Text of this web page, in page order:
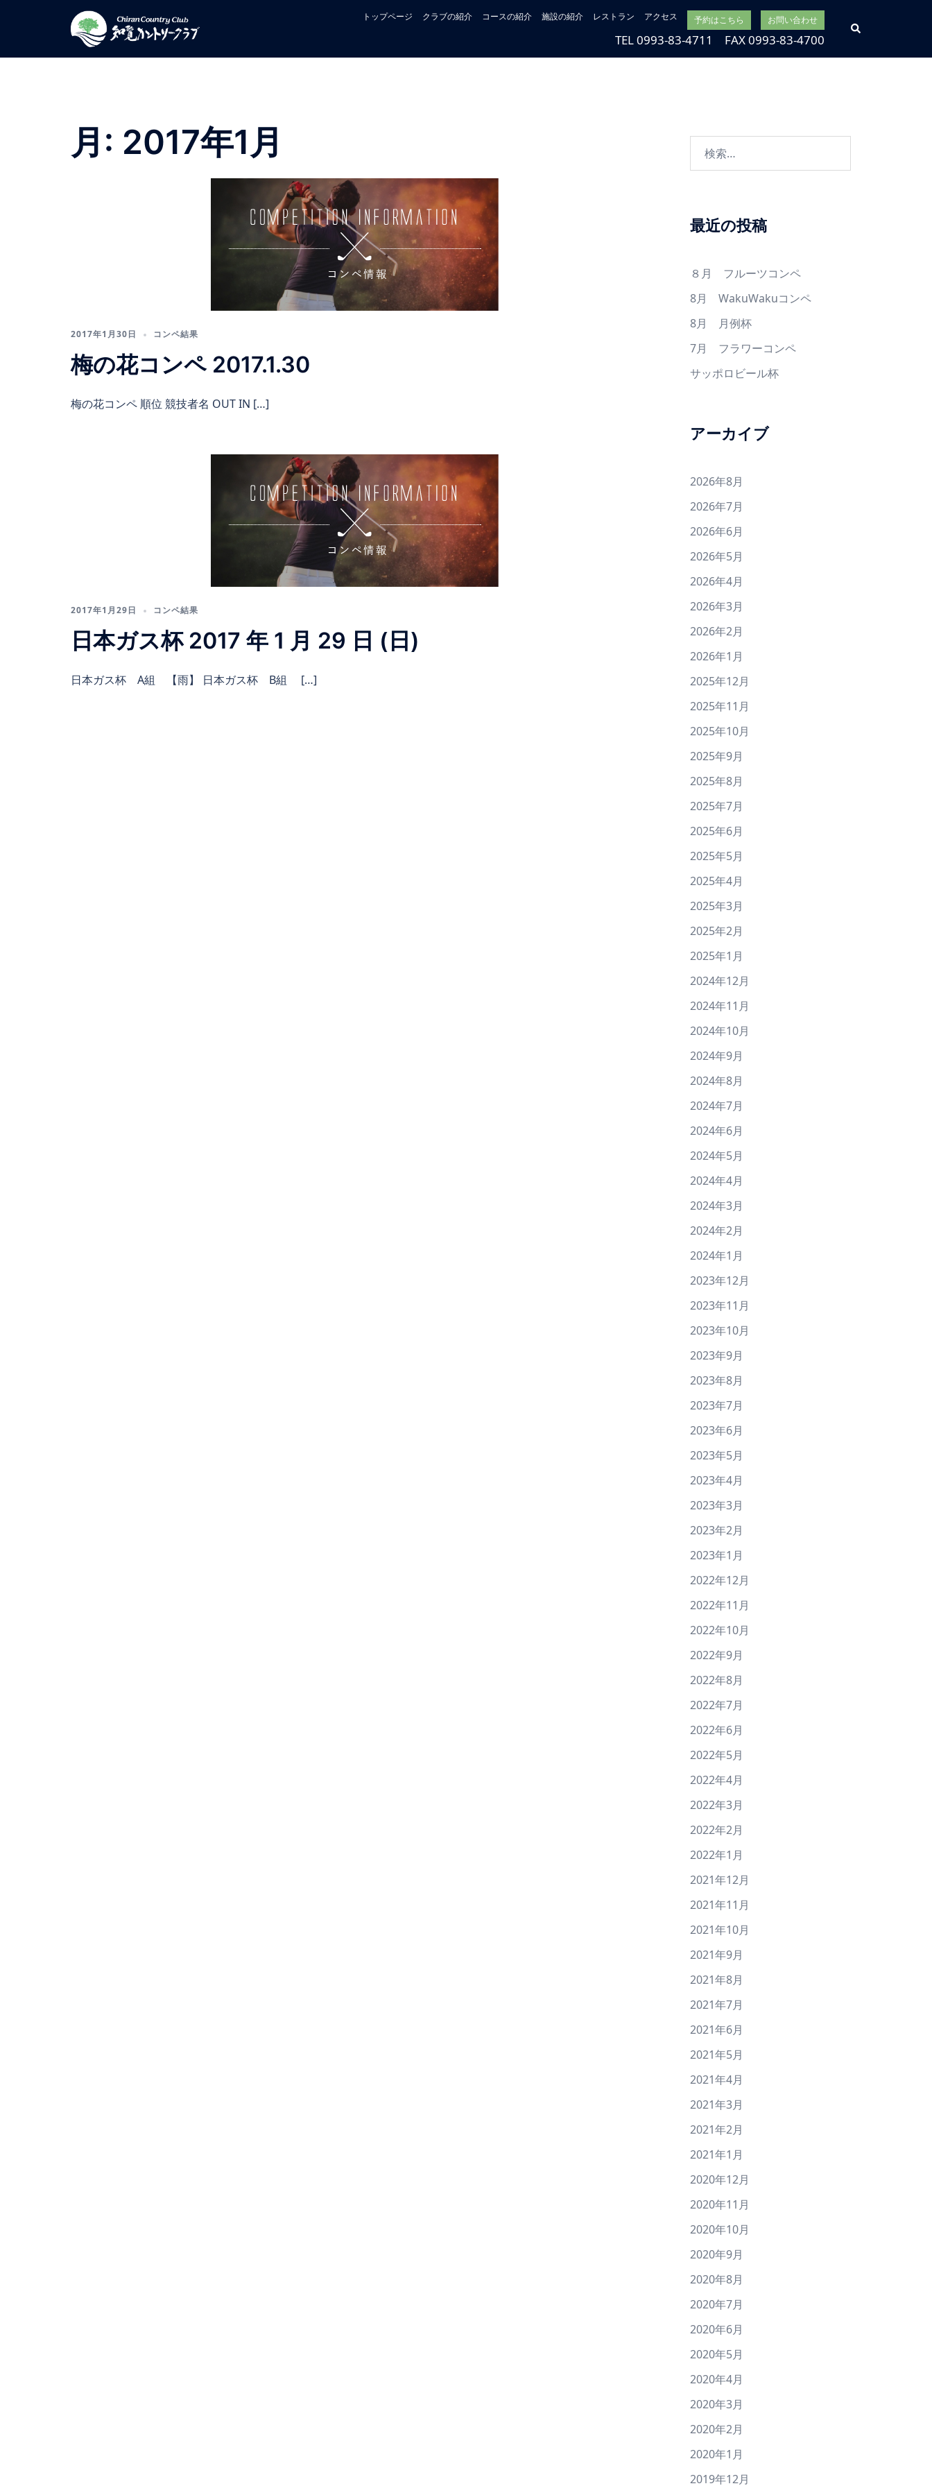
ン
トップページ クラブの紹介 コースの紹介 施設の紹介 レストラン アクセス 予約はこちら お問い合わせ
TEL 0993-83-4711 FAX 0993-83-4700
検
索
月: 2017年1月
2017年1月30日 コンペ結果
梅の花コンペ 2017.1.30
梅の花コンペ 順位 競技者名 OUT IN […]
2017年1月29日 コンペ結果
日本ガス杯 2017 年 1 月 29 日 (日)
日本ガス杯 A組 【雨】 日本ガス杯 B組 […]
最近の投稿
８月 フルーツコンペ
8月 WakuWakuコンペ
8月 月例杯
7月 フラワーコンペ
サッポロビール杯
アーカイブ
2026年8月
2026年7月
2026年6月
2026年5月
2026年4月
2026年3月
2026年2月
2026年1月
2025年12月
2025年11月
2025年10月
2025年9月
2025年8月
2025年7月
2025年6月
2025年5月
2025年4月
2025年3月
2025年2月
2025年1月
2024年12月
2024年11月
2024年10月
2024年9月
2024年8月
2024年7月
2024年6月
2024年5月
2024年4月
2024年3月
2024年2月
2024年1月
2023年12月
2023年11月
2023年10月
2023年9月
2023年8月
2023年7月
2023年6月
2023年5月
2023年4月
2023年3月
2023年2月
2023年1月
2022年12月
2022年11月
2022年10月
2022年9月
2022年8月
2022年7月
2022年6月
2022年5月
2022年4月
2022年3月
2022年2月
2022年1月
2021年12月
2021年11月
2021年10月
2021年9月
2021年8月
2021年7月
2021年6月
2021年5月
2021年4月
2021年3月
2021年2月
2021年1月
2020年12月
2020年11月
2020年10月
2020年9月
2020年8月
2020年7月
2020年6月
2020年5月
2020年4月
2020年3月
2020年2月
2020年1月
2019年12月